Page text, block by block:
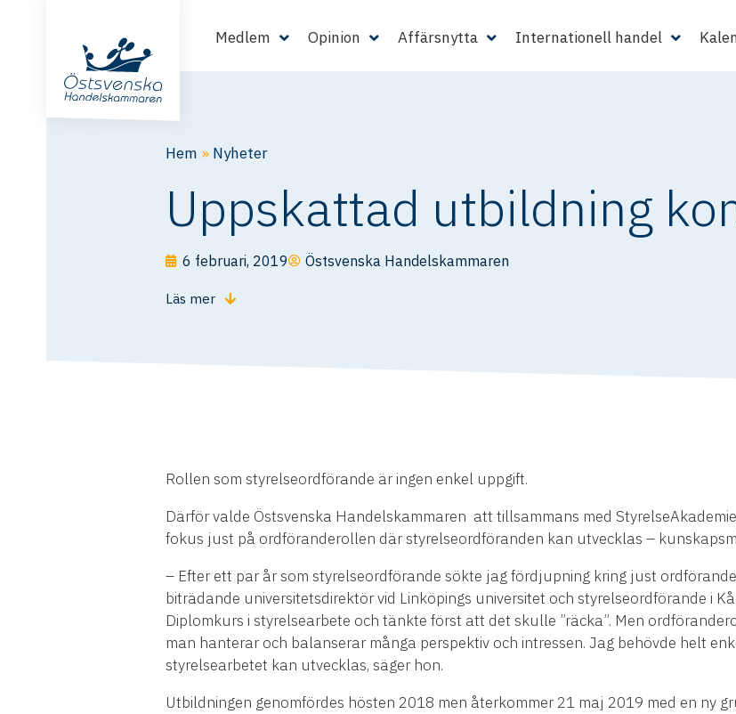
Medlem Opinion Affärsnytta Internationell handel
Hem » Nyheter
Uppskattad utbildning
6 februari, 2019 Östsvenska Handelskammaren
Läs mer
Rollen som styrelseordförande är ingen enkel uppgift.
Därför valde Östsvenska Handelskammaren att tillsammans med
fokus just på ordföranderollen där styrelseordföranden kan utvecklas –
– Efter ett par år som styrelseordförande sökte jag fördjupning kring just
biträdande universitetsdirektör vid Linköpings universitet och styrelseordförande i
Diplomkurs i styrelsearbete och tänkte först att det skulle ”räcka”. Men
man hanterar och balanserar många perspektiv och intressen. Jag behövde helt
styrelsearbetet kan utvecklas, säger hon.
Utbildningen genomfördes hösten 2018 men återkommer 21 maj 2019 med en ny